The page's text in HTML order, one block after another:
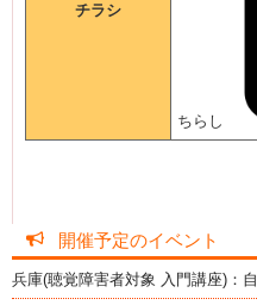
チラシ
ちらし
開催予定のイベント
兵庫(聴覚障害者対象 入門講座)：